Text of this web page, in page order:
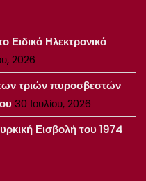
Ηλεκτρονικό
2026
τριών πυροσβεστών
30 Ιουλίου, 2026
Εισβολή του 1974